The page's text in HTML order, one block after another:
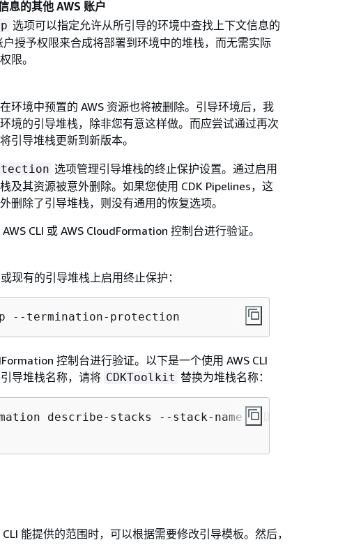
息的其他 AWS 账户
选项可以指定允许从所引导的环境中查找上下文信息的
授予权限来合成将部署到环境中的堆栈，而无需实际
限。
环境中预置的 AWS 资源也将被删除。引导环境后，我
境的引导堆栈，除非您有意这样做。而应尝试通过再次
引导堆栈更新到新版本。
选项管理引导堆栈的终止保护设置。通过启用
及其资源被意外删除。如果您使用 CDK Pipelines，这
删除了引导堆栈，则没有通用的恢复选项。
CLI 或 AWS CloudFormation 控制台进行验证。
现有的引导堆栈上启用终止保护：
--termination-protection
控制台进行验证。以下是一个使用 AWS CLI
导堆栈名称，请将 CDKToolkit 替换为堆栈名称：
describe-stacks --stack-name <CDKToolkit>
能提供的范围时，可以根据需要修改引导模板。然后，